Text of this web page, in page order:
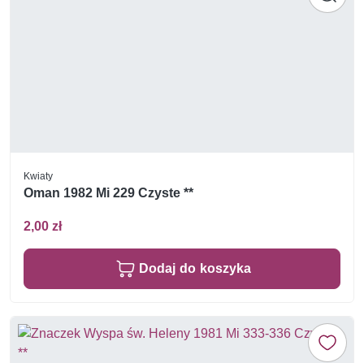
Kwiaty
Oman 1982 Mi 229 Czyste **
2,00 zł
Dodaj do koszyka